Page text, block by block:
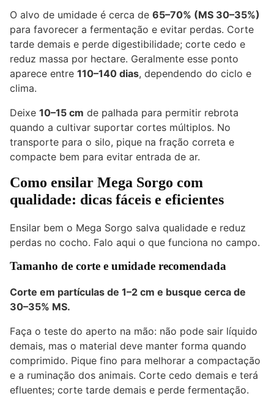
O alvo de umidade é cerca de 65–70% (MS 30–35%)
para favorecer a fermentação e evitar perdas. Corte
tarde demais e perde digestibilidade; corte cedo e
reduz massa por hectare. Geralmente esse ponto
aparece entre 110–140 dias, dependendo do ciclo e
clima.
Deixe 10–15 cm de palhada para permitir rebrota
quando a cultivar suportar cortes múltiplos. No
transporte para o silo, pique na fração correta e
compacte bem para evitar entrada de ar.
Como ensilar Mega Sorgo com
qualidade: dicas fáceis e eficientes
Ensilar bem o Mega Sorgo salva qualidade e reduz
perdas no cocho. Falo aqui o que funciona no campo.
Tamanho de corte e umidade recomendada
Corte em partículas de 1–2 cm e busque cerca de
30–35% MS.
Faça o teste do aperto na mão: não pode sair líquido
demais, mas o material deve manter forma quando
comprimido. Pique fino para melhorar a compactação
e a ruminação dos animais. Corte cedo demais e terá
efluentes; corte tarde demais e perde fermentação.